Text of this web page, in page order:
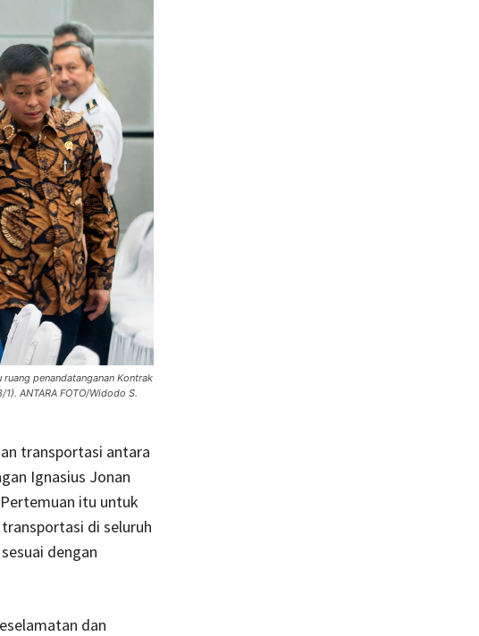
penandatanganan Kontrak
ANTARA FOTO/Widodo S.
transportasi antara
Ignasius Jonan
itu untuk
di seluruh
dengan
dan